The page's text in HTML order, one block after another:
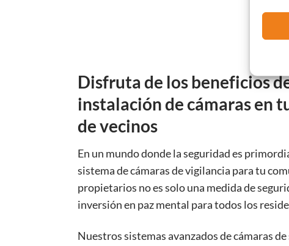
Disfruta de los beneficios
instalación de cámaras en
de vecinos
En un mundo donde la seguridad es
sistema de cámaras de vigilancia para tu
propietarios no es solo una medida de
inversión en paz mental para todos los
Nuestros sistemas avanzados de cámaras